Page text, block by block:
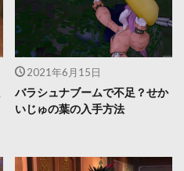
2021年6月15日
バラシュナブームで不足？せか
いじゅの葉の入手方法